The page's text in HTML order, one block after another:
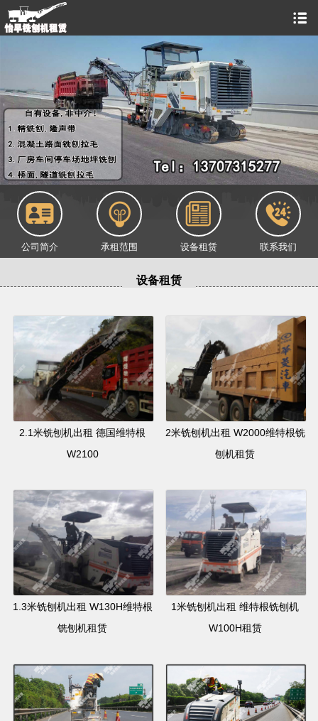
公司简介 承租范围 设备租赁 联系我们
设备租赁
2.1米铣刨机出租 德国维特根
W2100
2米铣刨机出租 W2000维特根铣
刨机租赁
1.3米铣刨机出租 W130H维特根
铣刨机租赁
1米铣刨机出租 维特根铣刨机
W100H租赁